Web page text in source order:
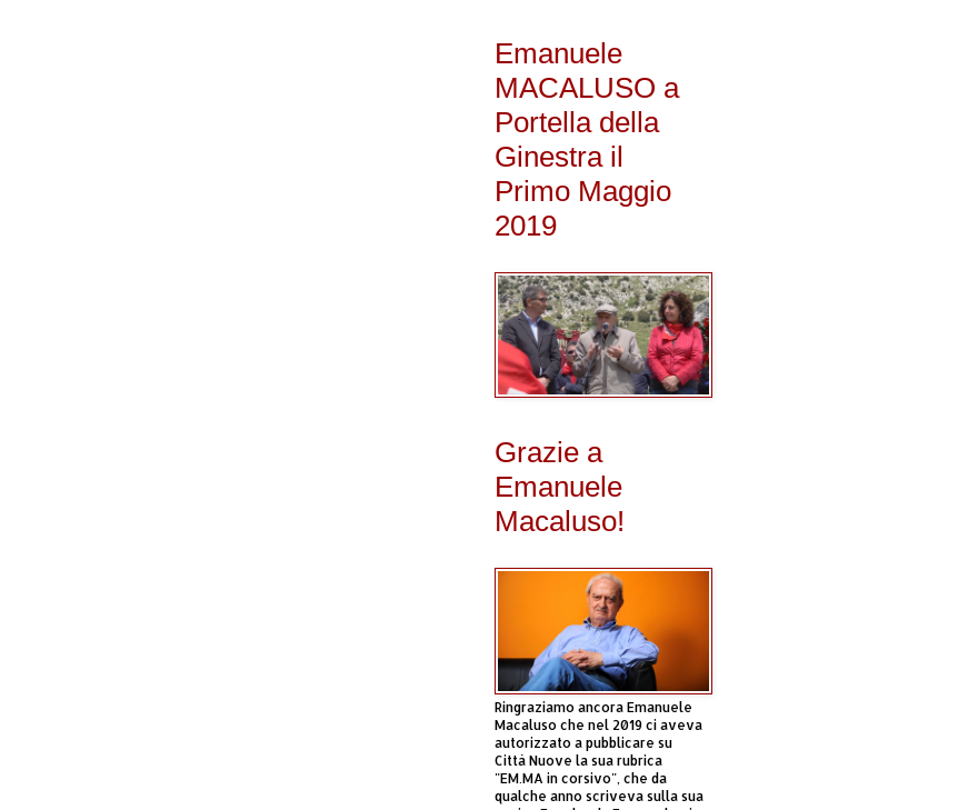
Emanuele
MACALUSO a
Portella della
Ginestra il
Primo Maggio
2019
Grazie a
Emanuele
Macaluso!
Ringraziamo ancora Emanuele
Macaluso che nel 2019 ci aveva
autorizzato a pubblicare su
Città Nuove la sua rubrica
"EM.MA in corsivo", che da
qualche anno scriveva sulla sua